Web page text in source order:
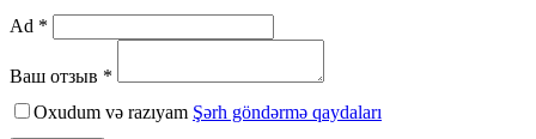
Ad *
Ваш отзыв *
Oxudum və razıyam Şərh göndərmə qaydaları